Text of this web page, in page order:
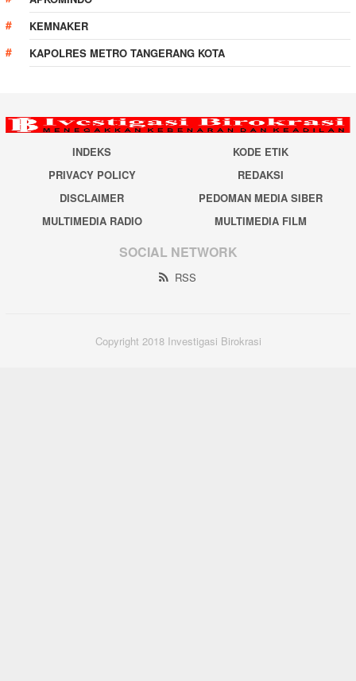
KEMNAKER
KAPOLRES METRO TANGERANG KOTA
INDEKS
KODE ETIK
PRIVACY POLICY
REDAKSI
DISCLAIMER
PEDOMAN MEDIA SIBER
MULTIMEDIA RADIO
MULTIMEDIA FILM
SOCIAL NETWORK
RSS
Copyright 2018 Investigasi Birokrasi